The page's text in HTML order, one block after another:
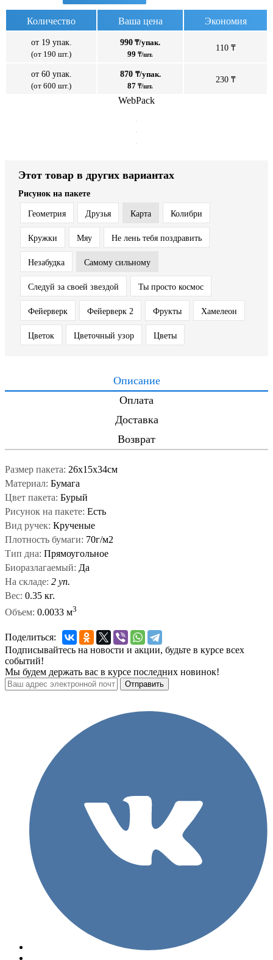
Количество Ваша цена Экономия
от 19 упак.
(от 190 шт.)
990 ₸/упак.
99 ₸/шт.
110 ₸
от 60 упак.
(от 600 шт.)
870 ₸/упак.
87 ₸/шт.
230 ₸
WebPack
Этот товар в других вариантах
Рисунок на пакете
Геометрия Друзья Карта Колибри
Кружки Мяу Не лень тебя поздравить
Незабудка Самому сильному
Следуй за своей звездой Ты просто космос
Фейерверк Фейерверк 2 Фрукты Хамелеон
Цветок Цветочный узор Цветы
Описание
Оплата
Доставка
Возврат
Размер пакета: 26х15х34см
Материал: Бумага
Цвет пакета: Бурый
Рисунок на пакете: Есть
Вид ручек: Крученые
Плотность бумаги: 70г/м2
Тип дна: Прямоугольное
Биоразлагаемый: Да
На складе: 2 уп.
Вес: 0.35 кг.
Объем: 0.0033 м3
Поделиться:
Подписывайтесь на новости и акции, будьте в курсе всех
событий!
Мы будем держать вас в курсе последних новинок!